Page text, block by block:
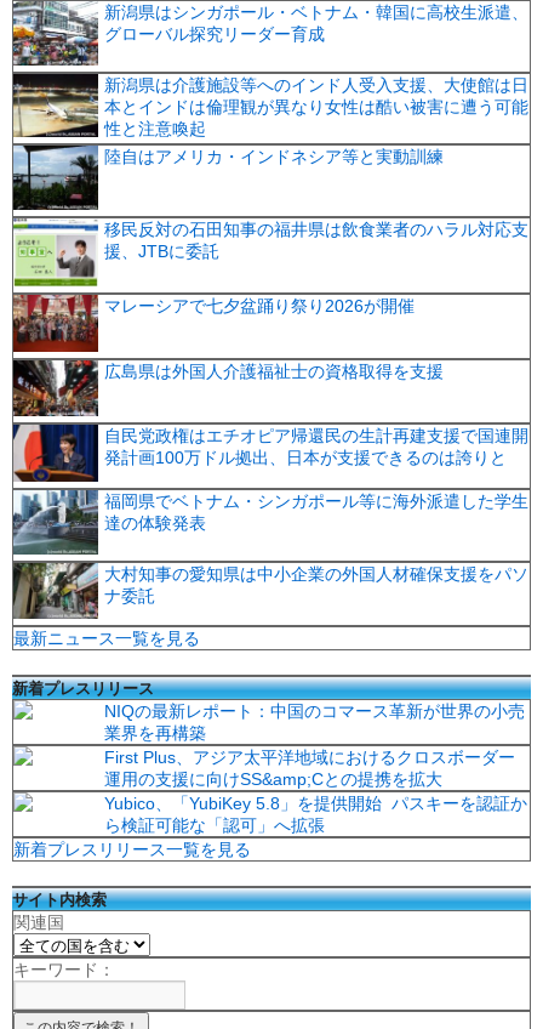
新潟県はシンガポール・ベトナム・韓国に高校生派遣、
グローバル探究リーダー育成
新潟県は介護施設等へのインド人受入支援、大使館は日
本とインドは倫理観が異なり女性は酷い被害に遭う可能
性と注意喚起
陸自はアメリカ・インドネシア等と実動訓練
移民反対の石田知事の福井県は飲食業者のハラル対応支
援、JTBに委託
マレーシアで七夕盆踊り祭り2026が開催
広島県は外国人介護福祉士の資格取得を支援
自民党政権はエチオピア帰還民の生計再建支援で国連開
発計画100万ドル拠出、日本が支援できるのは誇りと
福岡県でベトナム・シンガポール等に海外派遣した学生
達の体験発表
大村知事の愛知県は中小企業の外国人材確保支援をパソ
ナ委託
最新ニュース一覧を見る
新着プレスリリース
NIQの最新レポート：中国のコマース革新が世界の小売
業界を再構築
First Plus、アジア太平洋地域におけるクロスボーダー
運用の支援に向けSS&amp;Cとの提携を拡大
Yubico、「YubiKey 5.8」を提供開始 パスキーを認証か
ら検証可能な「認可」へ拡張
新着プレスリリース一覧を見る
サイト内検索
関連国
キーワード：